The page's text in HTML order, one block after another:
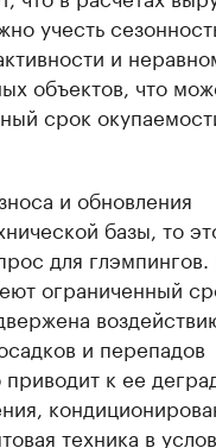
учесть
и
объектов, что
срок
и обновления
базы, то
для глэмпингов.
ограниченный
и перепадов
к ее
техника в